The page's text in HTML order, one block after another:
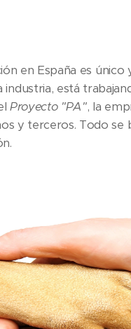
en España es único
está
Proyecto "PA", la
y terceros. Todo se